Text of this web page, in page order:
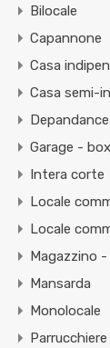
Bilocale
Capannone
Casa
Casa semi-
Depandance
Garage - box
Intera corte
Locale
Locale
Magazzino
Mansarda
Monolocale